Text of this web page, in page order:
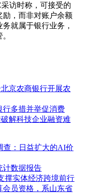
访时称，可接受的
励，而非对账户余额
就属于银行业务，
京农商银行开展农
行多措并举促消费
解科技企业融资难
查：日益扩大的AI价
计数据报告
撑实体经济跨境前行
会员资格，系山东省